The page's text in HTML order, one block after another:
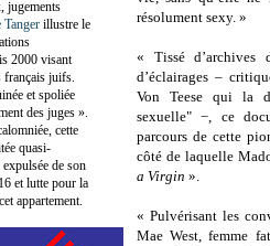
résolument sexy. »
« Tissé d’archives
d’éclairages –
Von Teese qui la
sexuelle" −, ce
parcours de cette
côté de laquelle
a Virgin ».
« Pulvérisant les
Mae West, femme
jugements
Tanger illustre le
2000 visant
français juifs.
et spoliée
des juges ».
cette
quasi-
expulsée de son
et lutte pour la
appartement.